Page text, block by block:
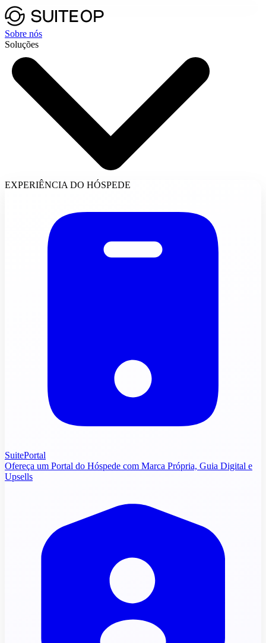
Sobre nós
Soluções
EXPERIÊNCIA DO HÓSPEDE
SuitePortal
Ofereça um Portal do Hóspede com Marca Própria, Guia Digital e
Upsells